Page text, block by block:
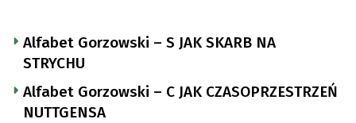
Alfabet Gorzowski – S JAK SKARB NA
STRYCHU
Alfabet Gorzowski – C JAK CZASOPRZESTRZEŃ
NUTTGENSA